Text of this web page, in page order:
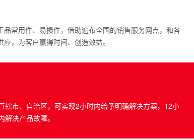
品常用件、易损件，借助遍布全国的销售服务网点，和各
，为客户赢得时间、创造效益。
辖市、自治区，可实现2小时内给予明确解决方案，12小
决产品故障。